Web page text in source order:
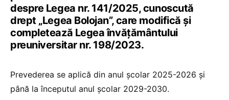
despre Legea nr. 141/2025, cunoscută
drept „Legea Bolojan”, care modifică și
completează Legea învățământului
preuniversitar nr. 198/2023.
Prevederea se aplică din anul școlar 2025-2026 și
până la începutul anul școlar 2029-2030.